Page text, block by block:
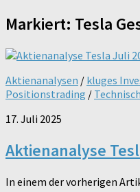
Markiert: Tesla
Aktienanalysen / kluges
Positionstrading /
17. Juli 2025
Aktienanalyse
In einem der vorherigen